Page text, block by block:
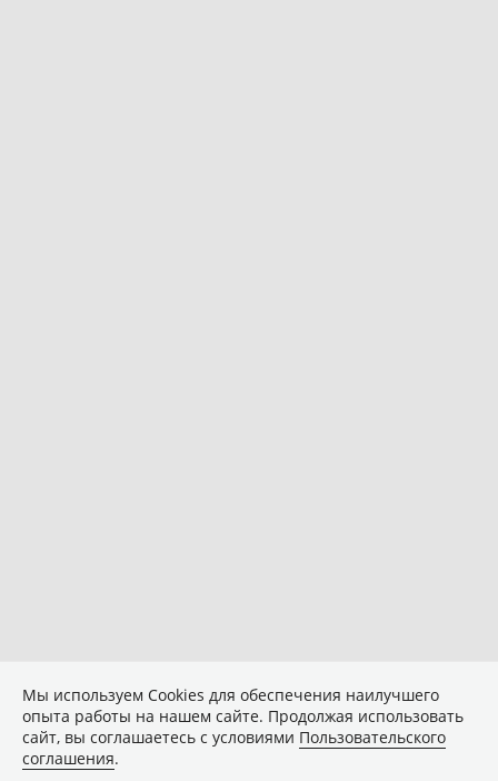
Мы используем Сookies для обеспечения наилучшего
опыта работы на нашем сайте. Продолжая использовать
сайт, вы соглашаетесь с условиями Пользовательского
соглашения.